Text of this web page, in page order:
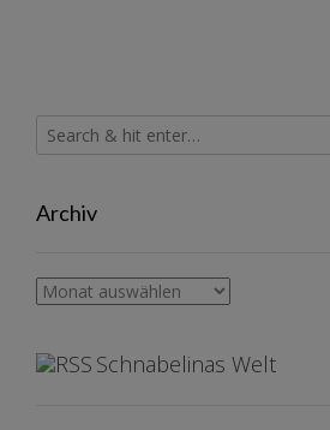
Archiv
Archiv
Schnabelinas Welt